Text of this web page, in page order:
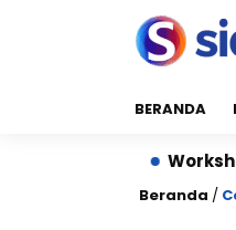
BERANDA
Workshop
Beranda /